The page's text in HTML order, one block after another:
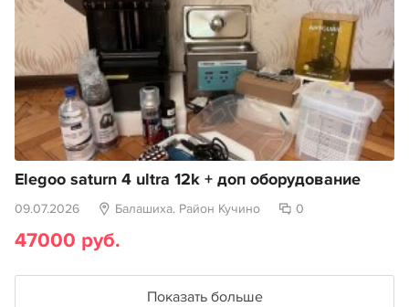
Elegoo saturn 4 ultra 12k + доп оборудование
09.07.2026 Балашиха. Район Кучино 0
47000 руб.
Показать больше